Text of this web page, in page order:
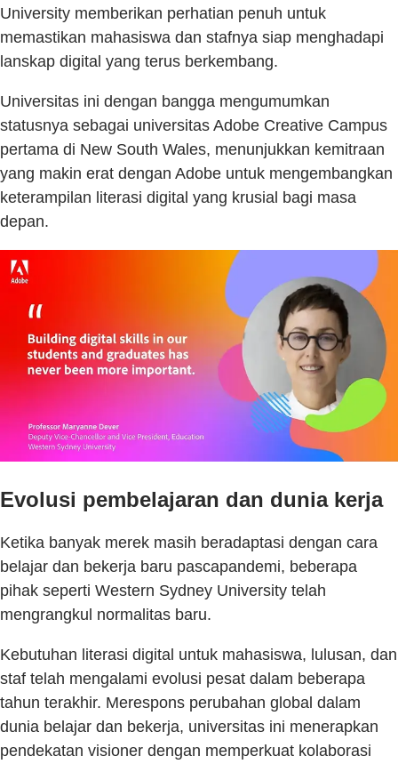
University memberikan perhatian penuh untuk
memastikan mahasiswa dan stafnya siap menghadapi
lanskap digital yang terus berkembang.
Universitas ini dengan bangga mengumumkan
statusnya sebagai universitas Adobe Creative Campus
pertama di New South Wales, menunjukkan kemitraan
yang makin erat dengan Adobe untuk mengembangkan
keterampilan literasi digital yang krusial bagi masa
depan.
Evolusi pembelajaran dan dunia kerja
Ketika banyak merek masih beradaptasi dengan cara
belajar dan bekerja baru pascapandemi, beberapa
pihak seperti Western Sydney University telah
mengrangkul normalitas baru.
Kebutuhan literasi digital untuk mahasiswa, lulusan, dan
staf telah mengalami evolusi pesat dalam beberapa
tahun terakhir. Merespons perubahan global dalam
dunia belajar dan bekerja, universitas ini menerapkan
pendekatan visioner dengan memperkuat kolaborasi